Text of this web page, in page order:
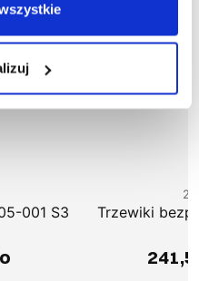
001 S3
2-
Trzewiki